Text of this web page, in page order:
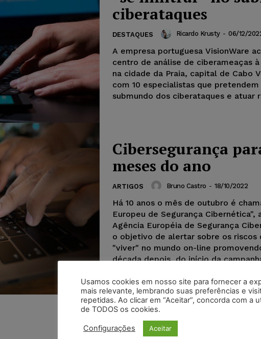
ciberataques
DESTAQUES Ricardo Krusty - 06/12/
A empresa portuguesa VisionWare
centro de análise de ciberameaças
na cidade da Praia, capital de Cabo
com 10 especialistas que
submundo dos ciberataques e atuar
Cibersegurança
meses do ano
ARTIGOS Bruno Castro - 18/10/2022
Há 10 anos o mês de outubro é
Europeu de Segurança Cibernética",
Agência Européia de Segurança
o objetivo de alertar sobre os riscos
"viver" no mundo on-line
década depois, do início da
Usamos cookies em nosso site para fornecer a
mais relevante, lembrando suas preferências e
repetidas. Ao clicar em “Aceitar”, concorda com a
de TODOS os cookies.
Configurações Aceitar